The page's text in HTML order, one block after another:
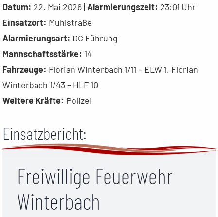
Datum: 22. Mai 2026 |Alarmierungszeit: 23:01 Uhr
Einsatzort: Mühlstraße
Alarmierungsart: DG Führung
Mannschaftsstärke: 14
Fahrzeuge: Florian Winterbach 1/11 – ELW 1, Florian
Winterbach 1/43 – HLF 10
Weitere Kräfte: Polizei
Einsatzbericht:
Freiwillige Feuerwehr
Winterbach